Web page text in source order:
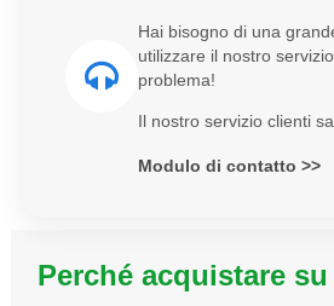
Hai bisogno di una
utilizzare il nostro
problema!
Il nostro servizio clienti
Modulo di contatto >>
Perché acquistare